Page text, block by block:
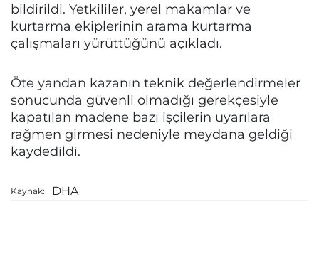
bildirildi. Yetkililer, yerel makamlar ve
kurtarma ekiplerinin arama kurtarma
çalışmaları yürüttüğünü açıkladı.
Öte yandan kazanın teknik değerlendirmeler
sonucunda güvenli olmadığı gerekçesiyle
kapatılan madene bazı işçilerin uyarılara
rağmen girmesi nedeniyle meydana geldiği
kaydedildi.
Kaynak: DHA